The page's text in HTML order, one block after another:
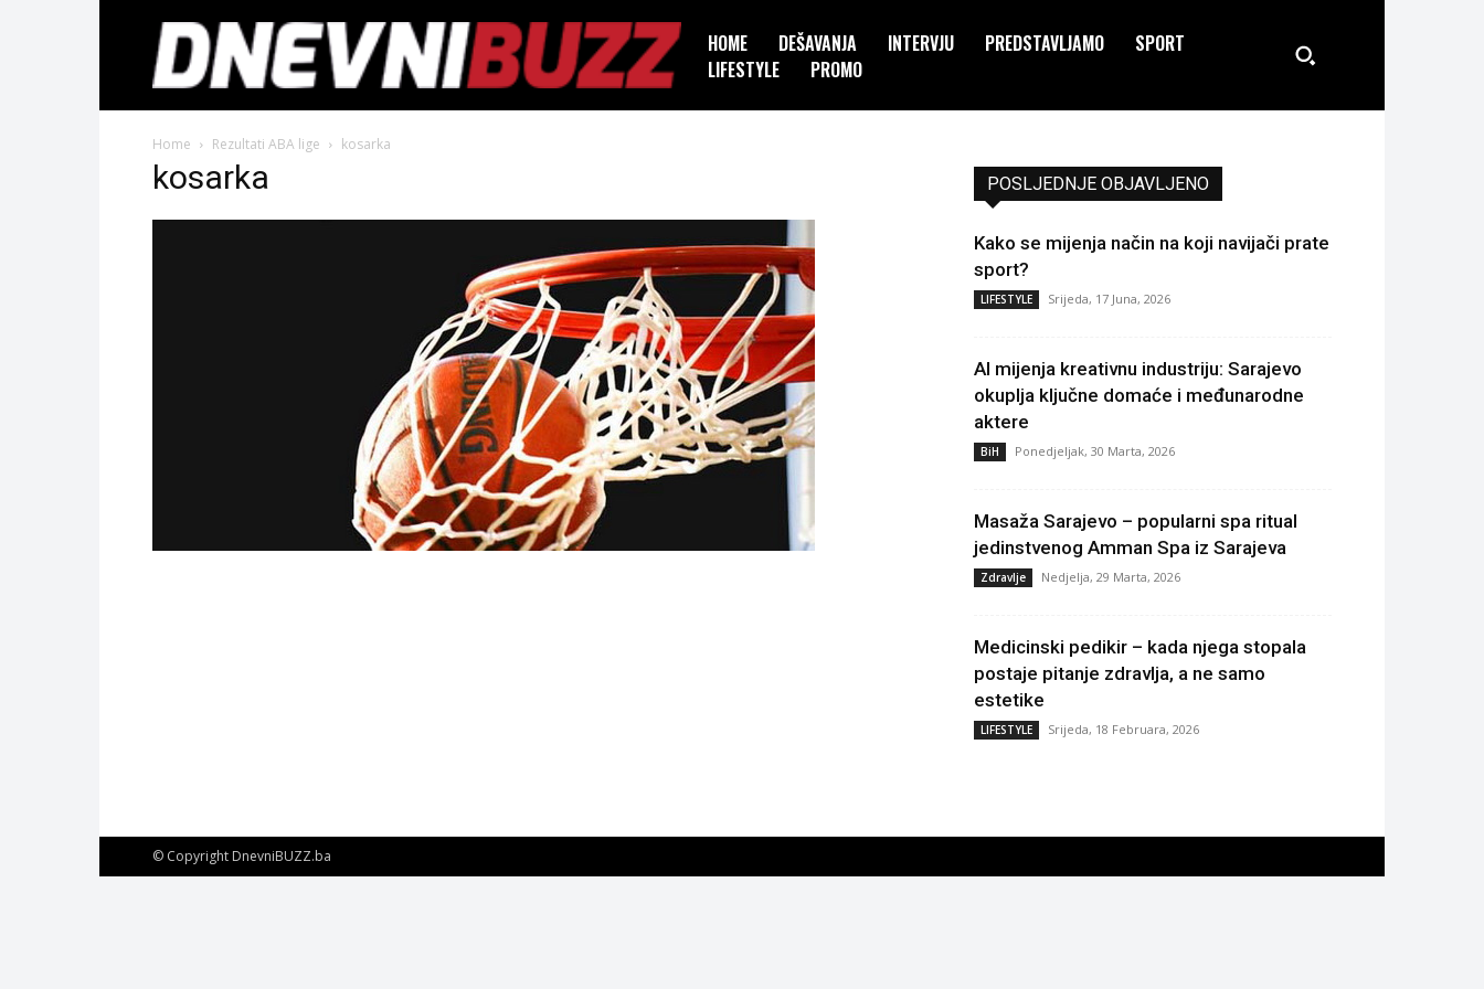
HOME DEŠAVANJA INTERVJU PREDSTAVLJAMO
SPORT
LIFESTYLE
PROMO
Home Rezultati ABA lige kosarka
kosarka POSLJEDNJE OBJAVLJENO
Kako se mijenja način na koji navijači prate
sport?
LIFESTYLE Srijeda, 17 Juna, 2026
AI mijenja kreativnu industriju: Sarajevo
okuplja ključne domaće i međunarodne
aktere
BiH Ponedjeljak, 30 Marta, 2026
Masaža Sarajevo – popularni spa ritual
jedinstvenog Amman Spa iz Sarajeva
Zdravlje Nedjelja, 29 Marta, 2026
Medicinski pedikir – kada njega stopala
postaje pitanje zdravlja, a ne samo
estetike
LIFESTYLE Srijeda, 18 Februara, 2026
© Copyright DnevniBUZZ.ba